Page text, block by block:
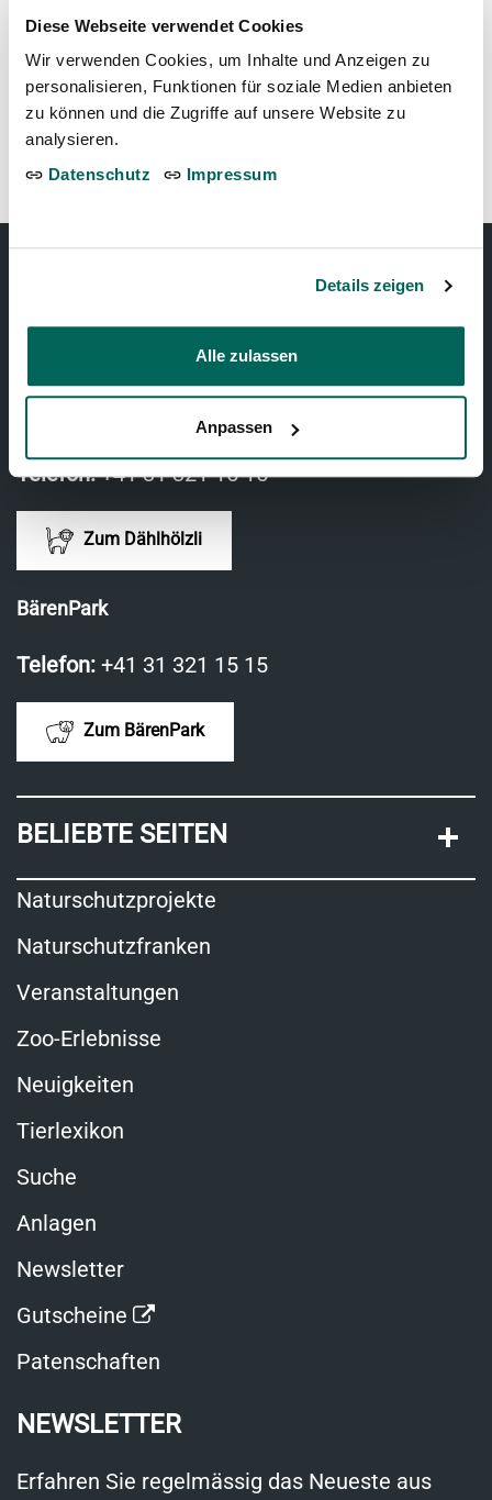
Diese Webseite verwendet Cookies
Wir verwenden Cookies, um Inhalte und Anzeigen zu
personalisieren, Funktionen für soziale Medien anbieten
zu können und die Zugriffe auf unsere Website zu
analysieren.
Datenschutz
Impressum
Details zeigen
Alle zulassen
Anpassen
TIERPARK BERN
3005 Bern, Schweiz
Telefon: +41 31 321 15 15
Zum Dählhölzli
BärenPark
Telefon: +41 31 321 15 15
Zum BärenPark
BELIEBTE SEITEN
Naturschutzprojekte
Naturschutzfranken
Veranstaltungen
Zoo-Erlebnisse
Neuigkeiten
Tierlexikon
Suche
Anlagen
Newsletter
Gutscheine
Link
öffnet
neuem
Fenster
Patenschaften
NEWSLETTER
Erfahren Sie regelmässig das Neueste aus